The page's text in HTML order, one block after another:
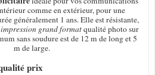
comme en extérieur, pour une
généralement 1 ans. Elle est résistante,
impression grand formatqualité photo sur
sans soudure est de 12 m de long et 5
m de large.
prix